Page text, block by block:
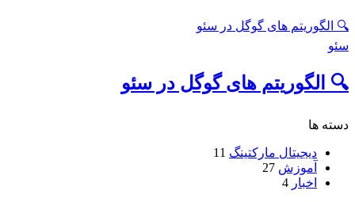
🔍 الگوریتم های گوگل در سئو
سئو
🔍 الگوریتم های گوگل در سئو
دسته ها
دیجیتال مارکتینگ 11
آموزش 27
اخبار 4